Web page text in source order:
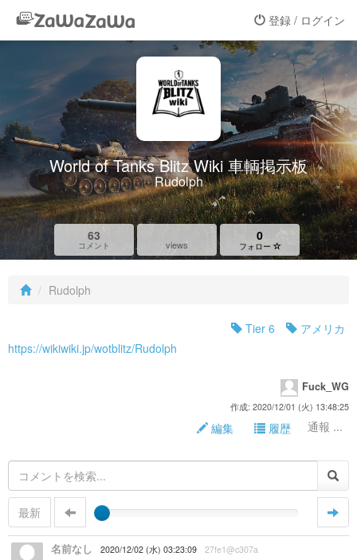
登録 / ログイン
World of Tanks Blitz Wiki 車輌掲示板
Rudolph
63
コメント views
0
フォロー
Rudolph
Tier 6
アメリカ
https://wikiwiki.jp/wotblitz/Rudolph
Fuck_WG
作成: 2020/12/01 (火) 13:48:25
編集 履歴 通報 ...
最新
名前なし 2020/12/02 (水) 03:23:09 27fe1@c307a